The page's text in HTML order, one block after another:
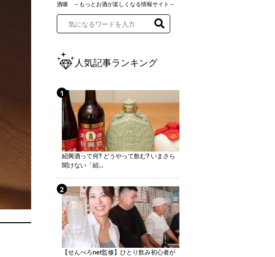
酒噺 ～もっとお酒が楽しくなる情報サイト～
人気記事ランキング
紹興酒って何? どうやって飲む? いまさら
聞けない「紹...
【せんべろnet監修】ひとり飲み初心者が